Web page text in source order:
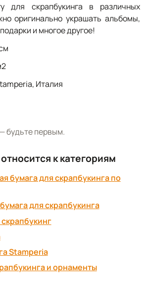
для скрапбукинга в различных
оригинально украшать альбомы,
и многое другое!
Италия
будьте первым.
к категориям
бумага для скрапбукинга по
для скрапбукинга
Stamperia
и орнаменты